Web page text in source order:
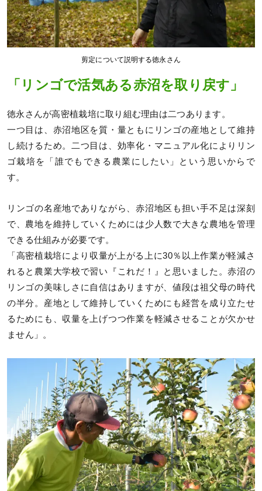
剪定について説明する徳永さん
「リンゴで活気ある赤沼を取り戻す」
徳永さんが高密植栽培に取り組む理由は二つあります。
一つ目は、赤沼地区を質・量ともにリンゴの産地として維持
し続けるため。二つ目は、効率化・マニュアル化によりリン
ゴ栽培を「誰でもできる農業にしたい」という思いからで
す。
リンゴの名産地でありながら、赤沼地区も担い手不足は深刻
で、農地を維持していくためには少人数で大きな農地を管理
できる仕組みが必要です。
「高密植栽培により収量が上がる上に30％以上作業が軽減さ
れると農業大学校で習い『これだ！』と思いました。赤沼の
リンゴの美味しさに自信はありますが、値段は祖父母の時代
の半分。産地として維持していくためにも経営を成り立たせ
るためにも、収量を上げつつ作業を軽減させることが欠かせ
ません」。